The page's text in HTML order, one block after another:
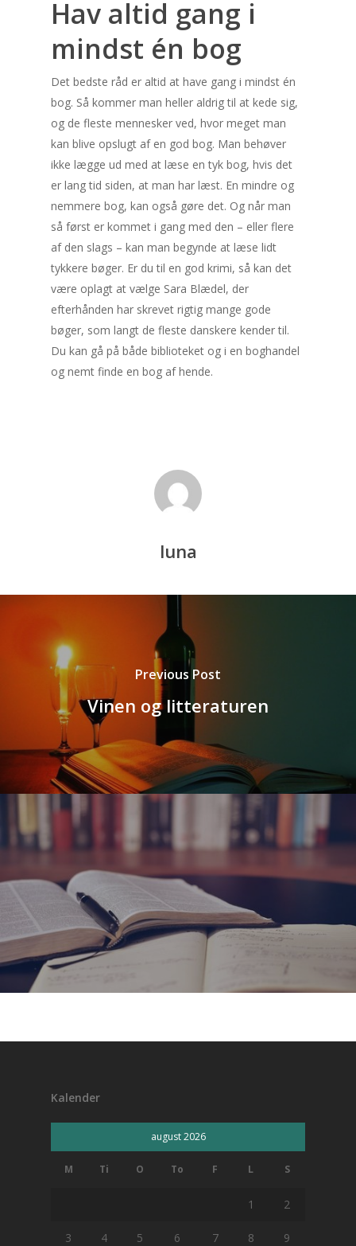
Hav altid gang i
mindst én bog
Det bedste råd er altid at have gang i mindst én
bog. Så kommer man heller aldrig til at kede sig,
og de fleste mennesker ved, hvor meget man
kan blive opslugt af en god bog. Man behøver
ikke lægge ud med at læse en tyk bog, hvis det
er lang tid siden, at man har læst. En mindre og
nemmere bog, kan også gøre det. Og når man
så først er kommet i gang med den – eller flere
af den slags – kan man begynde at læse lidt
tykkere bøger. Er du til en god krimi, så kan det
være oplagt at vælge Sara Blædel, der
efterhånden har skrevet rigtig mange gode
bøger, som langt de fleste danskere kender til.
Du kan gå på både biblioteket og i en boghandel
og nemt finde en bog af hende.
luna
Previous Post
Vinen og litteraturen
Kalender
august 2026
M Ti O To F L S
1 2
3 4 5 6 7 8 9
Seneste indlæg
Når bilen lader, åbner bogen
Sådan finder du læsero i den
elektriske hverdag
Når gryden næsten passer
Måltidskasser der giver
og mindre hverdagsstress
Når fakturaen krydser
får du betalt – og bevarer
Hår, identitet og hverdag:
træffer du et trygt valg om
hårtransplantation
Læselyst på landet: Når gode
maskiner frigør tid til bøger
M
10
11 12 13
17
18 19 20 21
25
31